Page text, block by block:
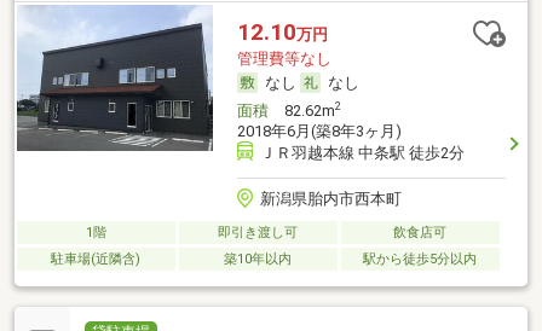
12.10万円
管理費等なし
なし
なし
面積82.62m2
2018年6月(築8年3ヶ月)
ＪＲ羽越本線 中条駅 徒歩2分
新潟県胎内市西本町
1階 即引き渡し可
飲食店可
駐車場(近隣含)
築10年以内 駅から徒歩5分以内